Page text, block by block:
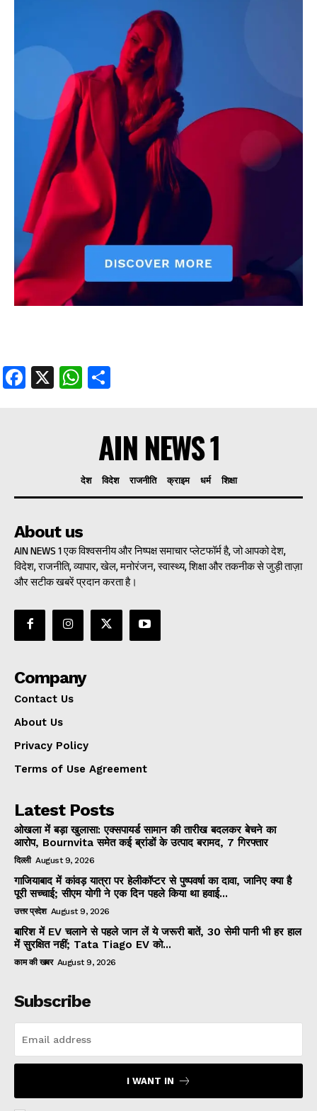
AIN NEWS 1
Contact Us
Privacy Policy
Terms of Use Agreement
Facebook
X WhatsApp
Share
Facebook
X WhatsApp
AIN NEWS 1
देश विदेश राजनीति क्राइम धर्म शिक्षा
About us
AIN NEWS 1 एक विश्वसनीय और निष्पक्ष समाचार प्लेटफॉर्म है, जो आपको देश,
विदेश, राजनीति, व्यापार, खेल, मनोरंजन, स्वास्थ्य, शिक्षा और तकनीक से जुड़ी ताज़ा
और सटीक खबरें प्रदान करता है।
Company
Contact Us
About Us
Privacy Policy
Terms of Use Agreement
Latest Posts
ओखला में बड़ा खुलासा: एक्सपायर्ड सामान की तारीख बदलकर बेचने का
आरोप, Bournvita समेत कई ब्रांडों के उत्पाद बरामद, 7 गिरफ्तार
दिल्ली August 9, 2026
गाजियाबाद में कांवड़ यात्रा पर हेलीकॉप्टर से पुष्पवर्षा का दावा, जानिए क्या है
पूरी सच्चाई; सीएम योगी ने एक दिन पहले किया था हवाई...
उत्तर प्रदेश August 9, 2026
बारिश में EV चलाने से पहले जान लें ये जरूरी बातें, 30 सेमी पानी भी हर हाल
में सुरक्षित नहीं; Tata Tiago EV को...
काम की खबर August 9, 2026
Subscribe
I WANT IN